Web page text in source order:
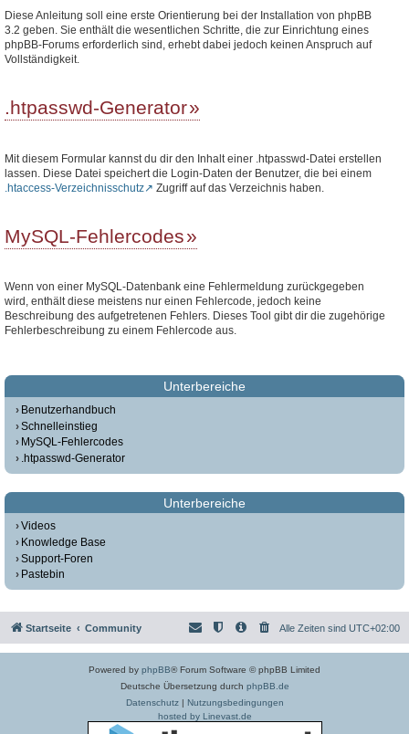
Diese Anleitung soll eine erste Orientierung bei der Installation von phpBB
3.2 geben. Sie enthält die wesentlichen Schritte, die zur Einrichtung eines
phpBB-Forums erforderlich sind, erhebt dabei jedoch keinen Anspruch auf
Vollständigkeit.
.htpasswd-Generator
Mit diesem Formular kannst du dir den Inhalt einer .htpasswd-Datei erstellen
lassen. Diese Datei speichert die Login-Daten der Benutzer, die bei einem
.htaccess-Verzeichnisschutz
Zugriff auf das Verzeichnis haben.
MySQL-Fehlercodes
Wenn von einer MySQL-Datenbank eine Fehlermeldung zurückgegeben
wird, enthält diese meistens nur einen Fehlercode, jedoch keine
Beschreibung des aufgetretenen Fehlers. Dieses Tool gibt dir die zugehörige
Fehlerbeschreibung zu einem Fehlercode aus.
Unterbereiche
Benutzerhandbuch
Schnelleinstieg
MySQL-Fehlercodes
.htpasswd-Generator
Unterbereiche
Videos
Knowledge Base
Support-Foren
Pastebin
Startseite Community Alle Zeiten sind UTC+02:00
Powered by phpBB® Forum Software © phpBB Limited
Deutsche Übersetzung durch phpBB.de
Datenschutz| Nutzungsbedingungen
hosted by Linevast.de